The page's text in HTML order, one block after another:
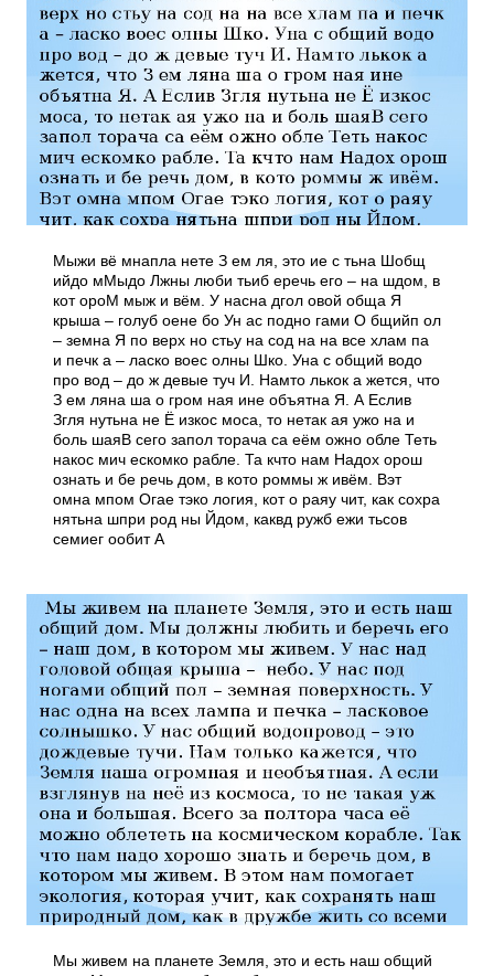
Мыжи вё мнапла нете З ем ля, это ие с тьна Шобщ
ийдо мМыдо Лжны люби тьиб еречь его – на шдом, в
кот ороМ мыж и вём. У насна дгол овой обща Я
крыша – голуб оене бо Ун ас подно гами О бщийп ол
– земна Я по верх но стьу на сод на на все хлам па
и печк а – ласко воес олны Шко. Уна с общий водо
про вод – до ж девые туч И. Намто лькок а жется, что
З ем ляна ша о гром ная ине объятна Я. А Еслив
Згля нутьна не Ё изкос моса, то нетак ая ужо на и
боль шаяВ сего запол торача са еём ожно обле Теть
накос мич ескомко рабле. Та кчто нам Надох орош
ознать и бе речь дом, в кото роммы ж ивём. Вэт
омна мпом Огае тэко логия, кот о раяу чит, как сохра
нятьна шпри род ны Йдом, каквд ружб ежи тьсов
семиег ообит А
Мы живем на планете Земля, это и есть наш общий